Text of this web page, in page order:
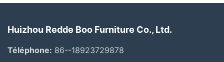
Huizhou Redde Boo Furniture Co., Ltd.
Téléphone: 86--18923729878